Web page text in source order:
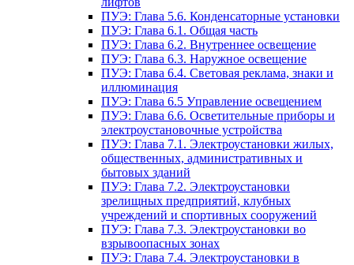
ПУЭ: Глава 5.6. Конденсаторные установки
ПУЭ: Глава 6.1. Общая часть
ПУЭ: Глава 6.2. Внутреннее освещение
ПУЭ: Глава 6.3. Наружное освещение
ПУЭ: Глава 6.4. Световая реклама, знаки и
иллюминация
ПУЭ: Глава 6.5 Управление освещением
ПУЭ: Глава 6.6. Осветительные приборы и
электроустановочные устройства
ПУЭ: Глава 7.1. Электроустановки жилых,
общественных, административных и
бытовых зданий
ПУЭ: Глава 7.2. Электроустановки
зрелищных предприятий, клубных
учреждений и спортивных сооружений
ПУЭ: Глава 7.3. Электроустановки во
взрывоопасных зонах
ПУЭ: Глава 7.4. Электроустановки в